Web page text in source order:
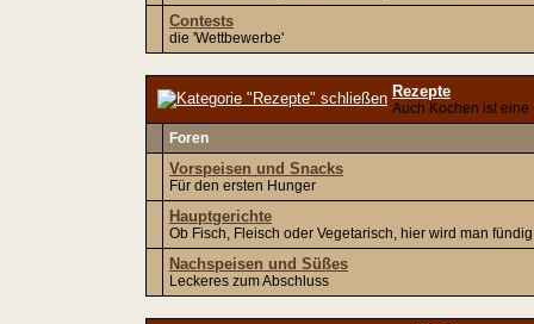
Contests
die 'Wettbewerbe'
Rezepte
Auch Kochen ist eine
Foren
Vorspeisen und Snacks
Für den ersten Hunger
Hauptgerichte
Ob Fisch, Fleisch oder Vegetarisch, hier wird man fündig
Nachspeisen und Süßes
Leckeres zum Abschluss